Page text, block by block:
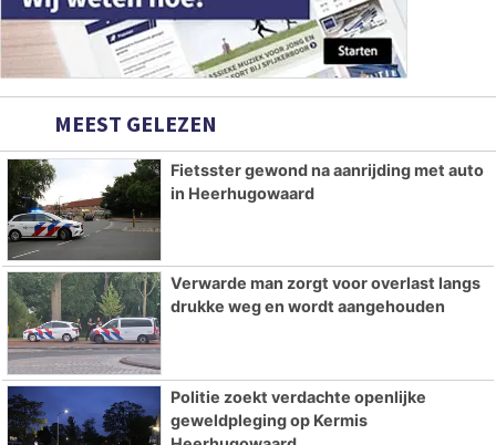
MEEST GELEZEN
Fietsster gewond na aanrijding met auto
in Heerhugowaard
Verwarde man zorgt voor overlast langs
drukke weg en wordt aangehouden
Politie zoekt verdachte openlijke
geweldpleging op Kermis